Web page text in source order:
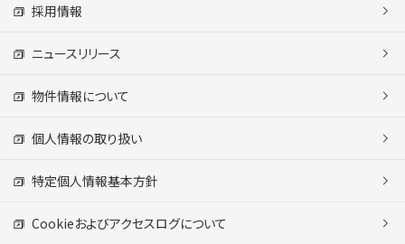
採用情報
ニュースリリース
物件情報について
個人情報の取り扱い
特定個人情報基本方針
Cookieおよびアクセスログについて